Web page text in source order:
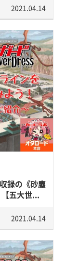
2021.04.14
録の《砂塵
五大世...
2021.04.14